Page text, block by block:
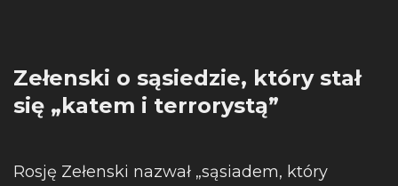
Zełenski o sąsiedzie, który stał
się „katem i terrorystą”
Rosję Zełenski nazwał „sąsiadem, który